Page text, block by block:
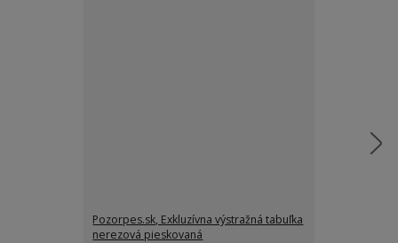
Pozorpes.sk, Exkluzívna výstražná tabuľka
nerezová pieskovaná